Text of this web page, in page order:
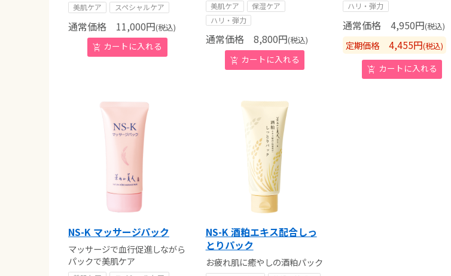
美肌ケア
スペシャルケア
通常価格 11,000円(税込)
美肌ケア
保湿ケア
ハリ・弾力
通常価格8,800円(税込)
ハリ・弾力
通常価格 4,950円(税込)
定期価格4,455円(税込)
NS-K マッサージパック
マッサージで血行促進しながら
パックで美肌ケア
NS-K 酒粕エキス配合しっ
とりパック
お疲れ肌に癒やしの酒粕パック